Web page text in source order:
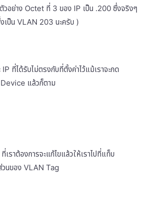
อย่าง Octet ที่ 3 ของ IP เป็น .200 ซึ่งจริงๆ
เป็น VLAN 203 นะครับ )
ที่ได้รับไม่ตรงกับที่ตั้งค่าไว้แม้เราจะกด
แล้วก็ตาม
ราต้องการจะแก้ไขแล้วให้เราไปที่แท็บ
นของ VLAN Tag